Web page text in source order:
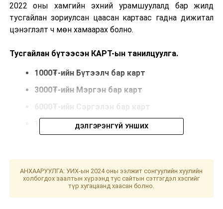
2022 оны хамгийн эхний урамшуулалд бар жилд
тусгайлан зориулсан цаасан картаас гадна дижитал
цэнэглэлт ч мөн хамаарах болно.
Тусгайлан бүтээсэн КАРТ-ын танилцуулга.
1000₮-ийн Бүтээлч бар карт
3000₮-ийн Мэргэн бар карт
6000₮-ийн Сэргэлэн бар карт
₮-ийн Эрэлхэг бар
боломжтой бөгөөд нэмэлтээр QR кодыг уншуулж
үйлчилгээний эрх бүхий олон бэлгийн эзэн болох
боломжтой. Мөн 6000₮ болон 10,000₮-ийн цэнэглэлт
ДЭЛГЭРЭНГҮЙ УНШИХ
АНХААРУУЛГА: УИХ-ын 2024 оны ээлжит сонгуулийн хуулийн
холбогдох заалтын хүрээнд тус сайтын сэтгэгдэл хэсгийг
түр хугацаанд хаасан болно.